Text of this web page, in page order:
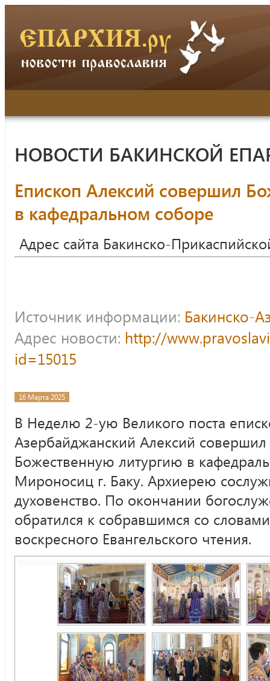
НОВОСТИ БАКИНСКОЙ
Епископ Алексий совершил
в кафедральном соборе
Адрес сайта Бакинско-
Источник информации: Бакинско-
Адрес новости: http://
id=15015
16 Марта 2025
В Неделю 2-ую Великого поста
Азербайджанский Алексий
Божественную литургию в
Мироносиц г. Баку. Архиерею
духовенство. По окончании
обратился к собравшимся со
воскресного Евангельского чтения.